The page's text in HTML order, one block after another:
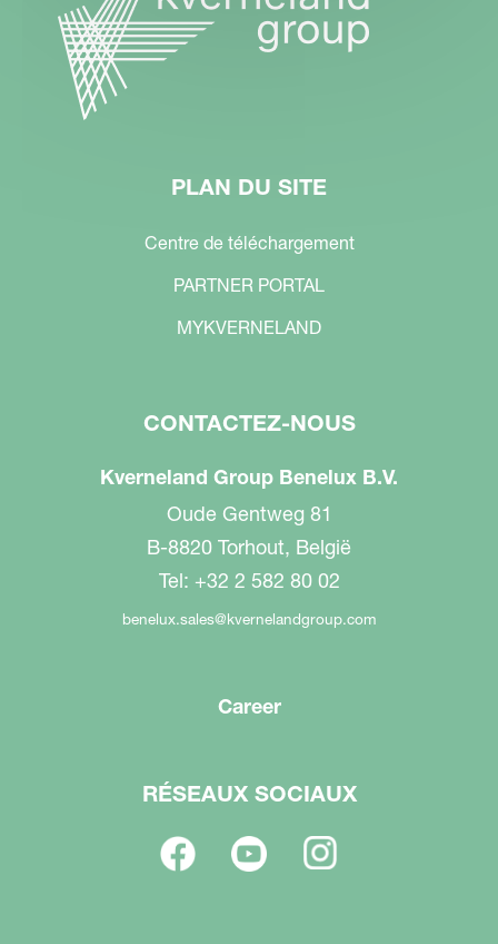
PLAN DU SITE
Centre de téléchargement
PARTNER PORTAL
MYKVERNELAND
CONTACTEZ-NOUS
Kverneland Group Benelux B.V.
Oude Gentweg 81
B-8820 Torhout, België
Tel: +32 2 582 80 02
benelux.sales@kvernelandgroup.com
Career
RÉSEAUX SOCIAUX